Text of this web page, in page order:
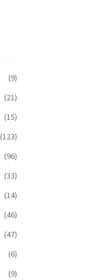
(9)
(21)
(15)
(123)
(96)
(33)
(14)
(46)
(47)
(6)
(9)